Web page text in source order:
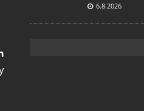
6.8.2026